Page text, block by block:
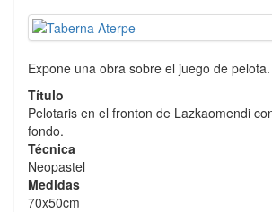
Expone una obra sobre el juego de pelota.
Título
Pelotaris en el fronton de Lazkaomendi
fondo.
Técnica
Neopastel
Medidas
70x50cm